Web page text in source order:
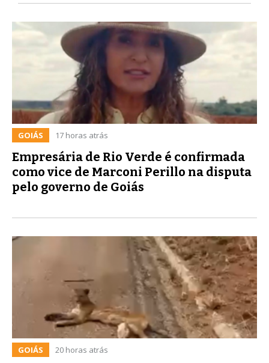
GOIÁS 17 horas atrás
Empresária de Rio Verde é confirmada
como vice de Marconi Perillo na disputa
pelo governo de Goiás
GOIÁS 20 horas atrás